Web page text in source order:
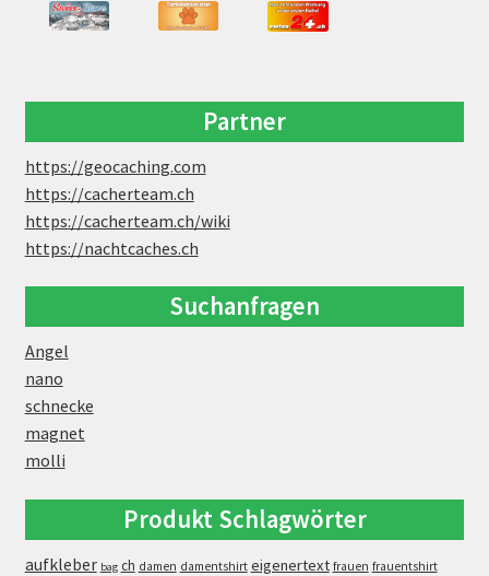
Partner
https://geocaching.com
https://cacherteam.ch
https://cacherteam.ch/wiki
https://nachtcaches.ch
Suchanfragen
Angel
nano
schnecke
magnet
molli
Produkt Schlagwörter
aufkleber bag ch damen damentshirt eigenertext frauen frauentshirt